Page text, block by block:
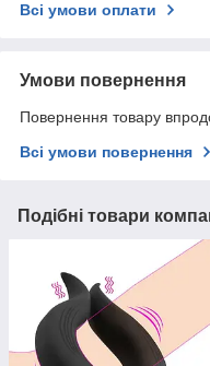
Всі умови оплати
Умови повернення
Повернення товару
Всі умови повернення
Подібні товари